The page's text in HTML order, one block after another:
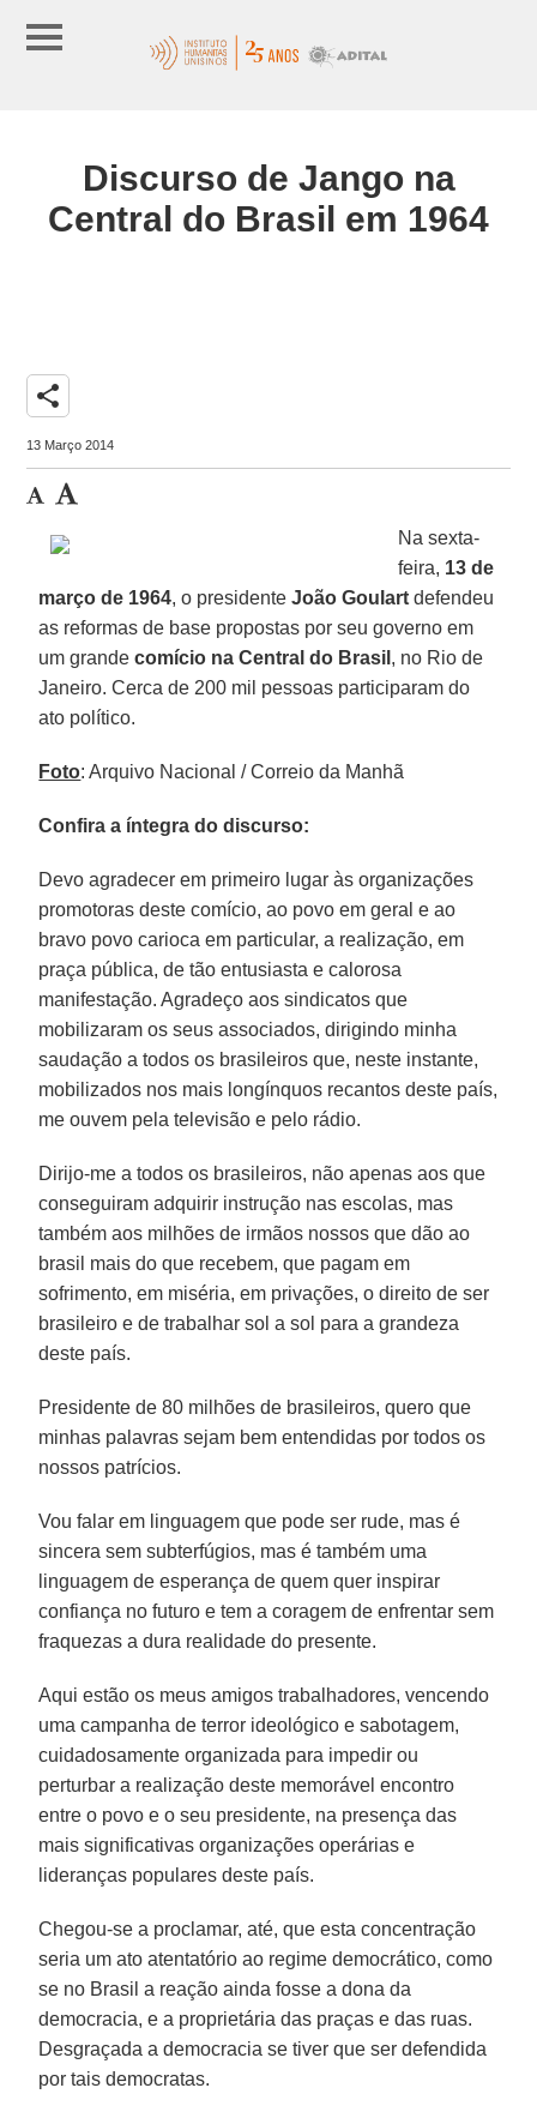
Discurso de Jango na
Central do Brasil em 1964
share
13 Março 2014
Na sexta-
feira, 13 de
março de 1964, o presidenteJoão Goulart defendeu
as reformas de base propostas por seu governo em
um grandecomício na Central do Brasil , no Rio de
Janeiro. Cerca de 200 mil pessoas participaram do
ato político.
Foto: Arquivo Nacional / Correio da Manhã
Confira a íntegra do discurso:
Devo agradecer em primeiro lugar às organizações
promotoras deste comício, ao povo em geral e ao
bravo povo carioca em particular, a realização, em
praça pública, de tão entusiasta e calorosa
manifestação. Agradeço aos sindicatos que
mobilizaram os seus associados, dirigindo minha
saudação a todos os brasileiros que, neste instante,
mobilizados nos mais longínquos recantos deste país,
me ouvem pela televisão e pelo rádio.
Dirijo-me a todos os brasileiros, não apenas aos que
conseguiram adquirir instrução nas escolas, mas
também aos milhões de irmãos nossos que dão ao
brasil mais do que recebem, que pagam em
sofrimento, em miséria, em privações, o direito de ser
brasileiro e de trabalhar sol a sol para a grandeza
deste país.
Presidente de 80 milhões de brasileiros, quero que
minhas palavras sejam bem entendidas por todos os
nossos patrícios.
Vou falar em linguagem que pode ser rude, mas é
sincera sem subterfúgios, mas é também uma
linguagem de esperança de quem quer inspirar
confiança no futuro e tem a coragem de enfrentar sem
fraquezas a dura realidade do presente.
Aqui estão os meus amigos trabalhadores, vencendo
uma campanha de terror ideológico e sabotagem,
cuidadosamente organizada para impedir ou
perturbar a realização deste memorável encontro
entre o povo e o seu presidente, na presença das
mais significativas organizações operárias e
lideranças populares deste país.
Chegou-se a proclamar, até, que esta concentração
seria um ato atentatório ao regime democrático, como
se no Brasil a reação ainda fosse a dona da
democracia, e a proprietária das praças e das ruas.
Desgraçada a democracia se tiver que ser defendida
por tais democratas.